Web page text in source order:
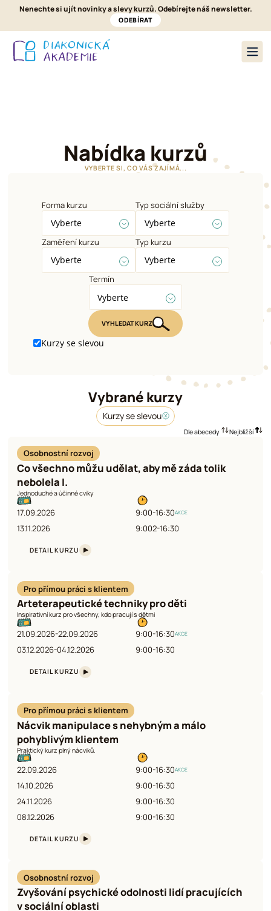
Nenechte si ujít novinky a slevy kurzů. Odebírejte náš newsletter.
ODEBÍRAT
Nabídka kurzů
Nabídka kurzů
VYBERTE SI, CO VÁS ZAJÍMÁ...
Forma kurzu
Vyberte
Typ sociální služby
Vyberte
Zaměření kurzu
Vyberte
Typ kurzu
Vyberte
Termín
Vyberte
VYHLEDAT KURZ
Kurzy se slevou
Vybrané kurzy
Kurzy se slevou
Dle abecedy Nejbližší
Osobnostní rozvoj
Co všechno můžu udělat, aby mě záda tolik
nebolela I.
Jednoduché a účinné cviky
17.09.2026 9:00-16:30AKCE
13.11.2026 9:002-16:30
DETAIL KURZU
Pro přímou práci s klientem
Arteterapeutické techniky pro děti
Inspirativní kurz pro všechny, kdo pracují s dětmi
21.09.2026-22.09.2026 9:00-16:30AKCE
03.12.2026-04.12.2026 9:00-16:30
DETAIL KURZU
Pro přímou práci s klientem
Nácvik manipulace s nehybným a málo
pohyblivým klientem
Praktický kurz plný nácviků.
22.09.2026 9:00-16:30AKCE
14.10.2026
9:00-16:30
24.11.2026
9:00-16:30
08.12.2026
9:00-16:30
DETAIL KURZU
Osobnostní rozvoj
Zvyšování psychické odolnosti lidí pracujících
v sociální oblasti